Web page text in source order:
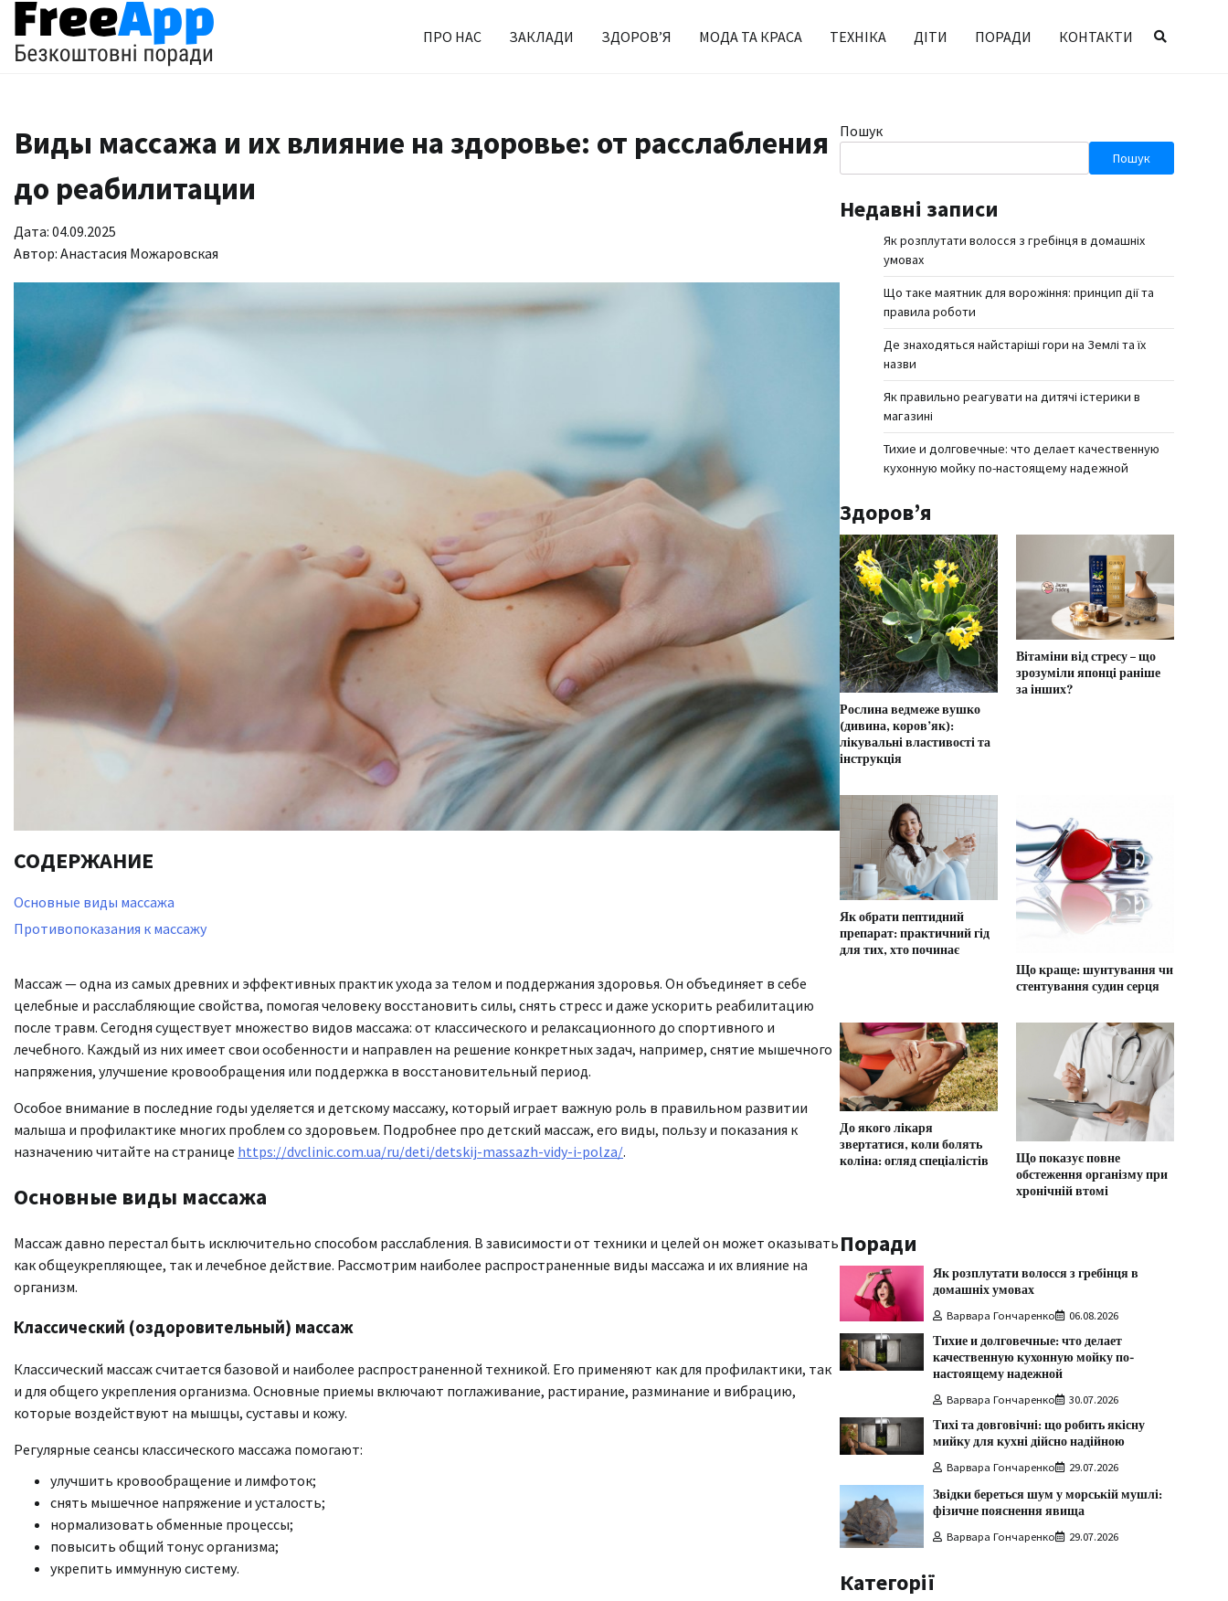
Перейти
до
вмісту
ПРО НАС ЗАКЛАДИ ЗДОРОВ’Я МОДА ТА КРАСА ТЕХНІКА ДІТИ ПОРАДИ КОНТАКТИ
Виды массажа и их влияние на здоровье: от расслабления
до реабилитации
Дата: 04.09.2025
Автор: Анастасия Можаровская
СОДЕРЖАНИЕ
Основные виды массажа
Противопоказания к массажу
Массаж — одна из самых древних и эффективных практик ухода за телом и поддержания здоровья. Он объединяет в себе
целебные и расслабляющие свойства, помогая человеку восстановить силы, снять стресс и даже ускорить реабилитацию
после травм. Сегодня существует множество видов массажа: от классического и релаксационного до спортивного и
лечебного. Каждый из них имеет свои особенности и направлен на решение конкретных задач, например, снятие мышечного
напряжения, улучшение кровообращения или поддержка в восстановительный период.
Особое внимание в последние годы уделяется и детскому массажу, который играет важную роль в правильном развитии
малыша и профилактике многих проблем со здоровьем. Подробнее про детский массаж, его виды, пользу и показания к
назначению читайте на странице https://dvclinic.com.ua/ru/deti/detskij-massazh-vidy-i-polza/.
Основные виды массажа
Массаж давно перестал быть исключительно способом расслабления. В зависимости от техники и целей он может оказывать
как общеукрепляющее, так и лечебное действие. Рассмотрим наиболее распространенные виды массажа и их влияние на
организм.
Классический (оздоровительный) массаж
Классический массаж считается базовой и наиболее распространенной техникой. Его применяют как для профилактики, так
и для общего укрепления организма. Основные приемы включают поглаживание, растирание, разминание и вибрацию,
которые воздействуют на мышцы, суставы и кожу.
Регулярные сеансы классического массажа помогают:
улучшить кровообращение и лимфоток;
снять мышечное напряжение и усталость;
нормализовать обменные процессы;
повысить общий тонус организма;
укрепить иммунную систему.
Пошук
Пошук
Недавні записи
Як розплутати волосся з гребінця в домашніх
умовах
Що таке маятник для ворожіння: принцип дії та
правила роботи
Де знаходяться найстаріші гори на Землі та їх
назви
Як правильно реагувати на дитячі істерики в
магазині
Тихие и долговечные: что делает качественную
кухонную мойку по-настоящему надежной
Здоров’я
Рослина ведмеже вушко
(дивина, коров’як):
лікувальні властивості та
інструкція
Вітаміни від стресу – що
зрозуміли японці раніше
за інших?
Як обрати пептидний
препарат: практичний гід
для тих, хто починає
Що краще: шунтування чи
стентування судин серця
До якого лікаря
звертатися, коли болять
коліна: огляд спеціалістів
Що показує повне
обстеження організму при
хронічній втомі
Поради
Як розплутати волосся з гребінця в
домашніх умовах
Варвара Гончаренко 06.08.2026
Тихие и долговечные: что делает
качественную кухонную мойку по-
настоящему надежной
Варвара Гончаренко 30.07.2026
Тихі та довговічні: що робить якісну
мийку для кухні дійсно надійною
Варвара Гончаренко 29.07.2026
Звідки береться шум у морській мушлі:
фізичне пояснення явища
Варвара Гончаренко 29.07.2026
Категорії